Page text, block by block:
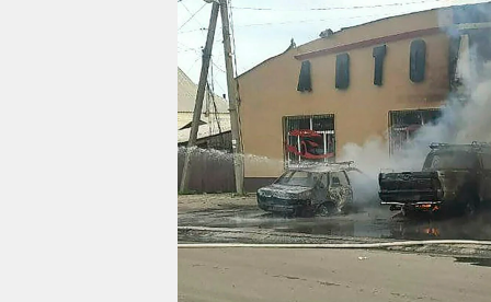
verlag
veranstaltungen
shop
fragen & hilfe
unterstützen
abo
genossenschaft